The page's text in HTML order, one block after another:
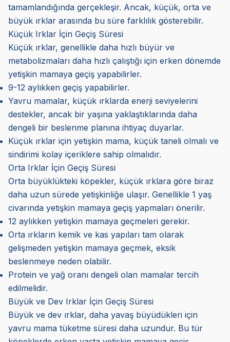
tamamlandığında gerçekleşir. Ancak, küçük, orta ve
büyük ırklar arasında bu süre farklılık gösterebilir.
Küçük Irklar İçin Geçiş Süresi
Küçük ırklar, genellikle daha hızlı büyür ve
metabolizmaları daha hızlı çalıştığı için erken dönemde
yetişkin mamaya geçiş yapabilirler.
9-12 aylıkken geçiş yapabilirler.
Yavru mamalar, küçük ırklarda enerji seviyelerini
destekler, ancak bir yaşına yaklaştıklarında daha
dengeli bir beslenme planına ihtiyaç duyarlar.
Küçük ırklar için yetişkin mama, küçük taneli olmalı ve
sindirimi kolay içeriklere sahip olmalıdır.
Orta Irklar İçin Geçiş Süresi
Orta büyüklükteki köpekler, küçük ırklara göre biraz
daha uzun sürede yetişkinliğe ulaşır. Genellikle 1 yaş
civarında yetişkin mamaya geçiş yapmaları önerilir.
12 aylıkken yetişkin mamaya geçmeleri gerekir.
Orta ırkların kemik ve kas yapıları tam olarak
gelişmeden yetişkin mamaya geçmek, eksik
beslenmeye neden olabilir.
Protein ve yağ oranı dengeli olan mamalar tercih
edilmelidir.
Büyük ve Dev Irklar İçin Geçiş Süresi
Büyük ve dev ırklar, daha yavaş büyüdükleri için
yavru mama tüketme süresi daha uzundur. Bu tür